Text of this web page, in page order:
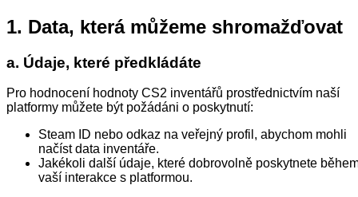
1. Data, která můžeme shromažďovat
a. Údaje, které předkládáte
Pro hodnocení hodnoty CS2 inventářů prostřednictvím naší
platformy můžete být požádáni o poskytnutí:
Steam ID nebo odkaz na veřejný profil, abychom mohli
načíst data inventáře.
Jakékoli další údaje, které dobrovolně poskytnete
vaší interakce s platformou.